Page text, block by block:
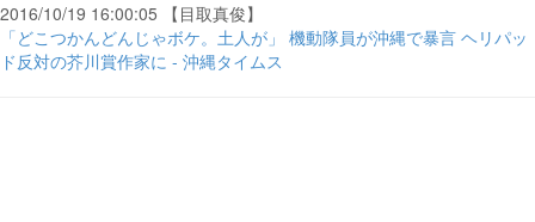
2016/10/19 16:00:05 【目取真俊】
「どこつかんどんじゃボケ。土人が」 機動隊員が沖縄で暴言 ヘリパッ
ド反対の芥川賞作家に - 沖縄タイムス